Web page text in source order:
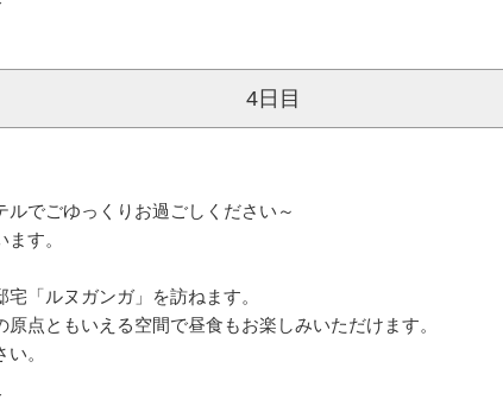
インスパイアーされたとされるゴール旧市街を夕刻、ゆっく
でごゆっくりお過ごしください～
ます。